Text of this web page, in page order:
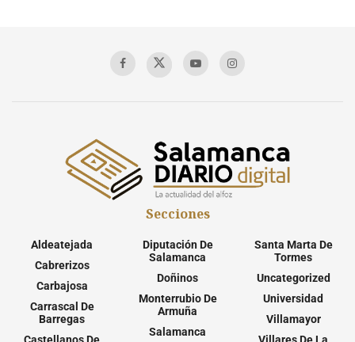
Secciones
Aldeatejada
Cabrerizos
Carbajosa
Carrascal De
Barregas
Diputación De
Salamanca
Doñinos
Monterrubio De
Armuña
Salamanca
Santa Marta De
Tormes
Uncategorized
Universidad
Villamayor